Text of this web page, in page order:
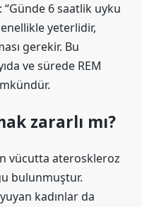
6 saatlik uyku
yeterlidir,
gerekir. Bu
ve sürede REM
zararlı mı?
vücutta ateroskleroz
bulunmuştur.
kadınlar da